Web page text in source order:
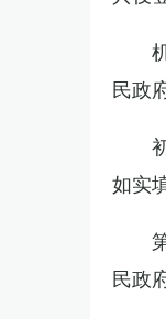
民政
如实
民政